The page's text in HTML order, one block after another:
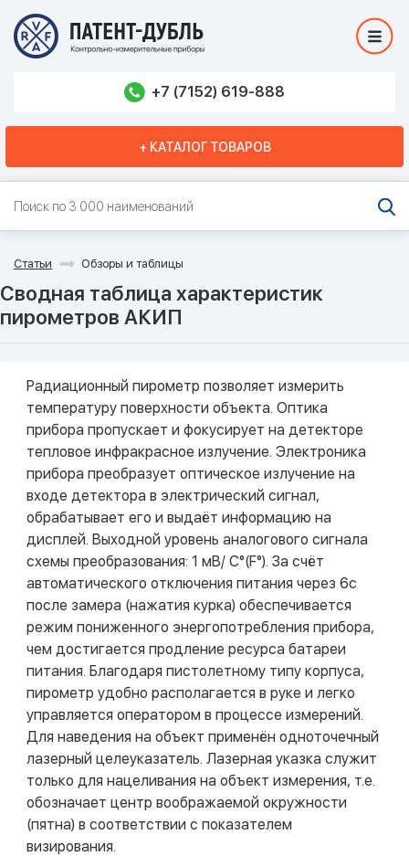
+7 (7152) 619-888
+ КАТАЛОГ ТОВАРОВ
Статьи Обзоры и таблицы
Сводная таблица характеристик
пирометров АКИП
Радиационный пирометр позволяет измерить
температуру поверхности объекта. Оптика
прибора пропускает и фокусирует на детекторе
тепловое инфракрасное излучение. Электроника
прибора преобразует оптическое излучение на
входе детектора в электрический сигнал,
обрабатывает его и выдаёт информацию на
дисплей. Выходной уровень аналогового сигнала
схемы преобразования: 1 мВ/ С°(F°). За счёт
автоматического отключения питания через 6с
после замера (нажатия курка) обеспечивается
режим пониженного энергопотребления прибора,
чем достигается продление ресурса батареи
питания. Благодаря пистолетному типу корпуса,
пирометр удобно располагается в руке и легко
управляется оператором в процессе измерений.
Для наведения на объект применён одноточечный
лазерный целеуказатель. Лазерная указка служит
только для нацеливания на объект измерения, т.е.
обозначает центр воображаемой окружности
(пятна) в соответствии с показателем
визирования.